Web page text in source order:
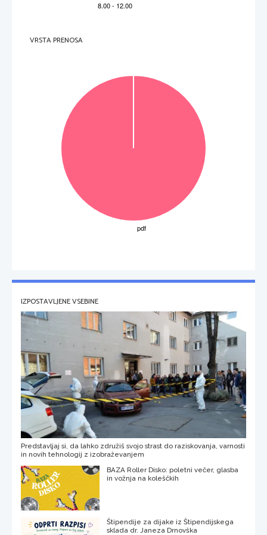
V sivo polje ne pišite
perforiran list
VRSTA PRENOSA
IZPOSTAVLJENE VSEBINE
Predstavljaj si, da lahko združiš svojo strast do raziskovanja, varnosti
in novih tehnologij z izobraževanjem
BAZA Roller Disko: poletni večer, glasba
in vožnja na koleščkih
Štipendije za dijake iz Štipendijskega
sklada dr. Janeza Drnovška